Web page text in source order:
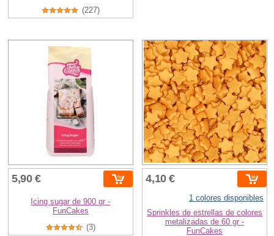
(227)
5,90 €
Icing sugar de 900 gr -
FunCakes
(3)
4,10 €
1 colores disponibles
Sprinkles de estrellas de colores
metalizadas de 60 gr -
FunCakes